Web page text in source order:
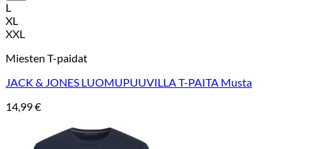
L
XL
XXL
Miesten T-paidat
JACK & JONES LUOMUPUUVILLA T-PAITA Musta
14,99€